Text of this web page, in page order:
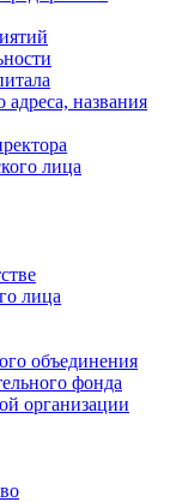
названия
лица
лица
объединения
фонда
организации